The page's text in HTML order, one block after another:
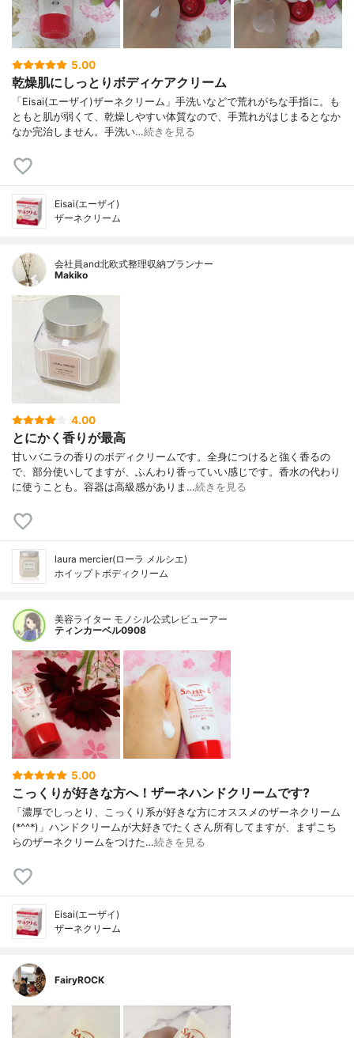
5.00
乾燥肌にしっとりボディケアクリーム
「Eisai(エーザイ)ザーネクリーム」手洗いなどで荒れがちな手指に。も
ともと肌が弱くて、乾燥しやすい体質なので、手荒れがはじまるとなか
なか完治しません。手洗い…続きを見る
Eisai(エーザイ)
ザーネクリーム
会社員and北欧式整理収納プランナー
Makiko
4.00
とにかく香りが最高
甘いバニラの香りのボディクリームです。全身につけると強く香るの
で、部分使いしてますが、ふんわり香っていい感じです。香水の代わり
に使うことも。容器は高級感がありま…続きを見る
laura mercier(ローラ メルシエ)
ホイップトボディクリーム
美容ライター モノシル公式レビューアー
ティンカーベル0908
5.00
こっくりが好きな方へ！ザーネハンドクリームです?
「濃厚でしっとり、こっくり系が好きな方にオススメのザーネクリーム
(*^^*)」ハンドクリームが大好きでたくさん所有してますが、まずこち
らのザーネクリームをつけた…続きを見る
Eisai(エーザイ)
ザーネクリーム
FairyROCK